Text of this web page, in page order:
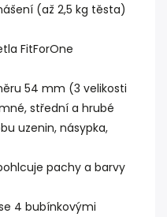
(až 2,5 kg těsta)
FitForOne
54 mm (3 velikosti
střední a hrubé
uzenin, násypka,
pachy a barvy
4 bubínkovými